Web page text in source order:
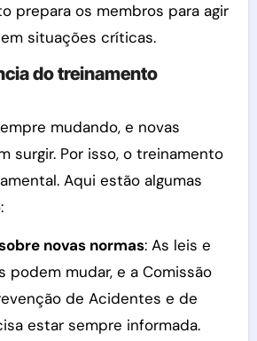
prepara os membros para agir
situações críticas.
do treinamento
mudando, e novas
surgir. Por isso, o treinamento
Aqui estão algumas
novas normas: As leis e
podem mudar, e a Comissão
de Acidentes e de
estar sempre informada.